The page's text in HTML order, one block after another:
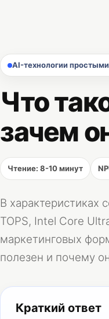
AI-технологии
Что
зачем
Чтение: 8-10 минут
В характеристиках
TOPS, Intel Core
маркетинговых
полезен и почему
Краткий ответ